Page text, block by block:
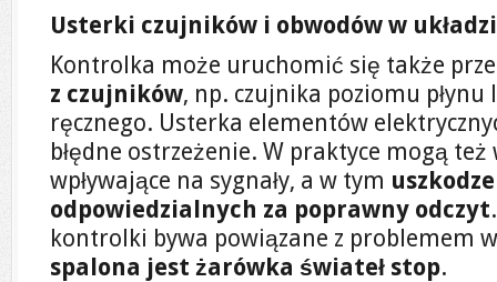
Usterki czujników i obwodów w
Kontrolka może uruchomić się także
z czujników, np. czujnika poziomu
ręcznego. Usterka elementów
błędne ostrzeżenie. W praktyce mogą
wpływające na sygnały, a w tym
odpowiedzialnych za poprawny odczyt
kontrolki bywa powiązane z problemem
spalona jest żarówka świateł stop.